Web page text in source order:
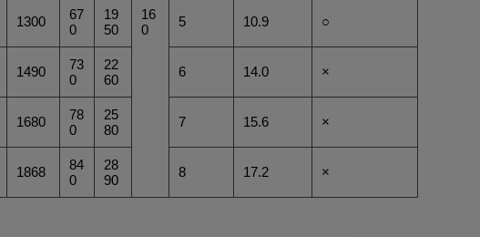
16
0
1300
67
0
19
50
5 10.9 ○
1490
73
0
22
60
6 14.0 ×
1680
78
0
25
80
7 15.6 ×
1868
84
0
28
90
8 17.2 ×